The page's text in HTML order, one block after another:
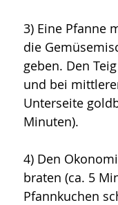
3) Eine Pfanne
die
geben. Den
und bei
Unterseite
Minuten).
4) Den
braten (ca. 5
Pfannkuchen